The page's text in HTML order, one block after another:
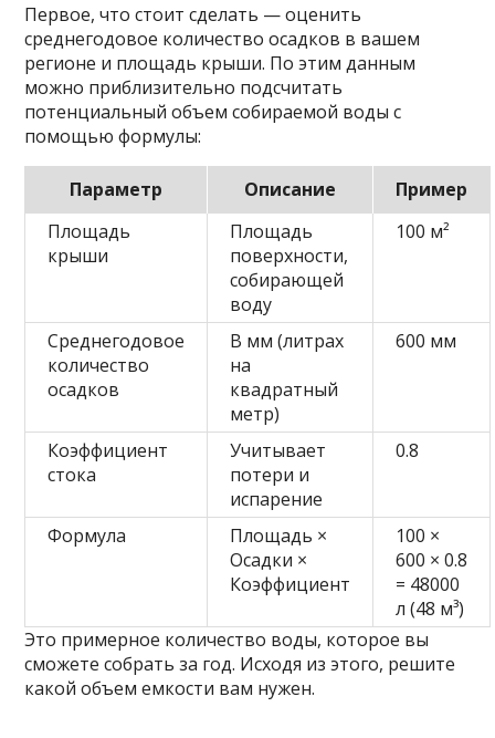
Первое, что стоит сделать — оценить
среднегодовое количество осадков в вашем
регионе и площадь крыши. По этим данным
можно приблизительно подсчитать
потенциальный объем собираемой воды с
помощью формулы:
Параметр Описание
Пример
Площадь
крыши
Площадь
поверхности,
собирающей
воду
100 м²
Среднегодовое
количество
осадков
В мм (литрах
на
квадратный
метр)
600 мм
Коэффициент
стока
Учитывает
потери и
испарение
0.8
Формула
Площадь ×
Осадки ×
Коэффициент
100 ×
600 × 0.8
= 48000
л (48 м³)
Это примерное количество воды, которое вы
сможете собрать за год. Исходя из этого, решите
какой объем емкости вам нужен.